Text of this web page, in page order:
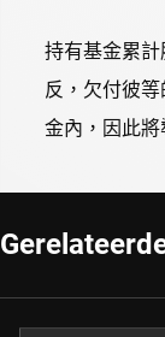
持有基金累
反，欠付彼
金內，因此將